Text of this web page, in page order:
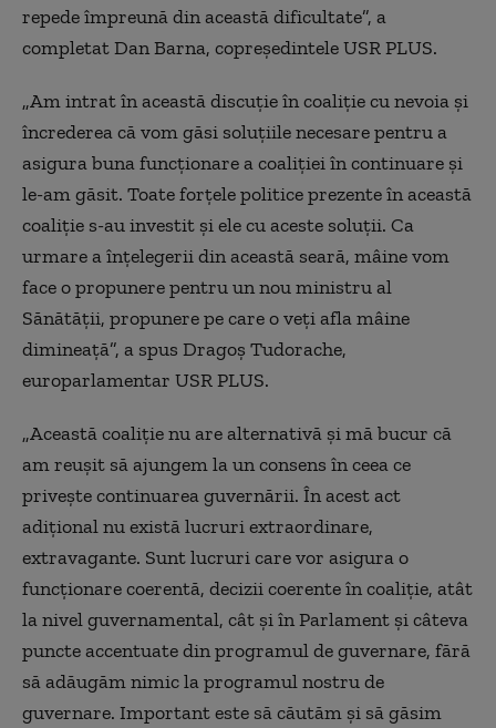
repede împreună din această dificultate”, a
completat Dan Barna, copreședintele USR PLUS.
„Am intrat în această discuţie în coaliţie cu nevoia şi
încrederea că vom găsi soluţiile necesare pentru a
asigura buna funcţionare a coaliţiei în continuare şi
le-am găsit. Toate forţele politice prezente în această
coaliţie s-au investit şi ele cu aceste soluţii. Ca
urmare a înţelegerii din această seară, mâine vom
face o propunere pentru un nou ministru al
Sănătăţii, propunere pe care o veţi afla mâine
dimineaţă”, a spus Dragoș Tudorache,
europarlamentar USR PLUS.
„Această coaliţie nu are alternativă şi mă bucur că
am reuşit să ajungem la un consens în ceea ce
priveşte continuarea guvernării. În acest act
adiţional nu există lucruri extraordinare,
extravagante. Sunt lucruri care vor asigura o
funcţionare coerentă, decizii coerente în coaliţie, atât
la nivel guvernamental, cât şi în Parlament şi câteva
puncte accentuate din programul de guvernare, fără
să adăugăm nimic la programul nostru de
guvernare. Important este să căutăm şi să găsim